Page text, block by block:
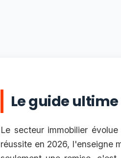
Le guide
Le secteur immobilier
réussite en 2026, l'enseigne